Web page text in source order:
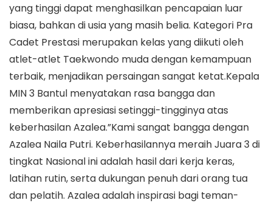
yang tinggi dapat menghasilkan pencapaian luar
biasa, bahkan di usia yang masih belia. Kategori Pra
Cadet Prestasi merupakan kelas yang diikuti oleh
atlet-atlet Taekwondo muda dengan kemampuan
terbaik, menjadikan persaingan sangat ketat.​Kepala
MIN 3 Bantul menyatakan rasa bangga dan
memberikan apresiasi setinggi-tingginya atas
keberhasilan Azalea.​”Kami sangat bangga dengan
Azalea Naila Putri. Keberhasilannya meraih Juara 3 di
tingkat Nasional ini adalah hasil dari kerja keras,
latihan rutin, serta dukungan penuh dari orang tua
dan pelatih. Azalea adalah inspirasi bagi teman-